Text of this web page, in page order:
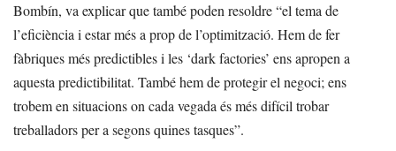
Bombín, va explicar que també poden resoldre “el tema de
l’eficiència i estar més a prop de l’optimització. Hem de fer
fàbriques més predictibles i les ‘dark factories’ ens apropen a
aquesta predictibilitat. També hem de protegir el negoci; ens
trobem en situacions on cada vegada és més difícil trobar
treballadors per a segons quines tasques”.